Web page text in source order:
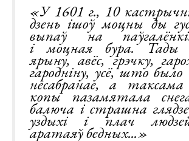
«У 1601 г., 10
дзень ішоў моцны ды
выпаў на
і моцная бура. Тады
ярыну, авёс, грэчку,
гародніну, усё, што
несабранае, а
копы пазамятала
балюча і страшна
уздыхі і плач
аратаяў бедных...»